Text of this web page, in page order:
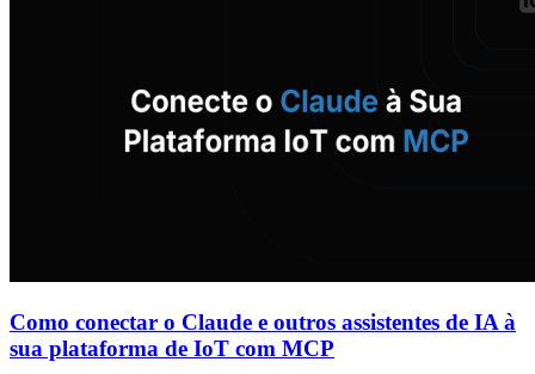
Como conectar o Claude e outros assistentes de IA à
sua plataforma de IoT com MCP